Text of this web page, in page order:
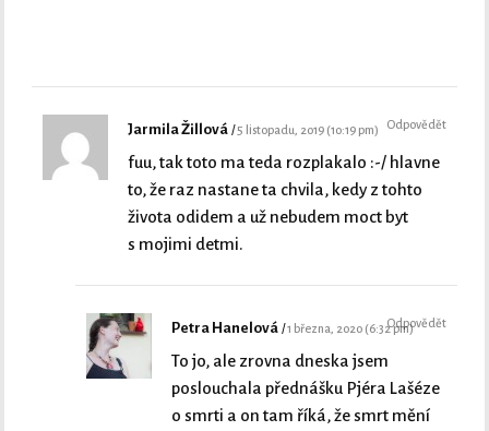
Jarmila Žillová 5 listopadu, 2019 (10:19 pm)
fuu, tak toto ma teda rozplakalo :-/ hlavne
to, že raz nastane ta chvila, kedy z tohto
života odidem a už nebudem moct byt
s mojimi detmi.
Odpovědět
Petra Hanelová 1 března, 2020 (6:32 pm)
To jo, ale zrovna dneska jsem
poslouchala přednášku Pjéra Lašéze
o smrti a on tam říká, že smrt mění
Odpovědět